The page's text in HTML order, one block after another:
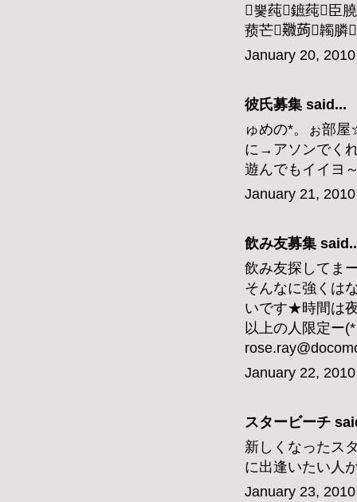
뿣莼鏣莼臣
蓣芒鿦蒟韣膦
January 20,
彼氏募集 said...
ゅめの*。ぉ部
に→アソンでく
遊んでもイイヨ
January 21,
飲み友募集
飲み友探してま
そんなに強くは
いです★時間は
以上の人限定ー
January 22,
スタービーチ
新しくなったス
に出逢いたい人
January 23,